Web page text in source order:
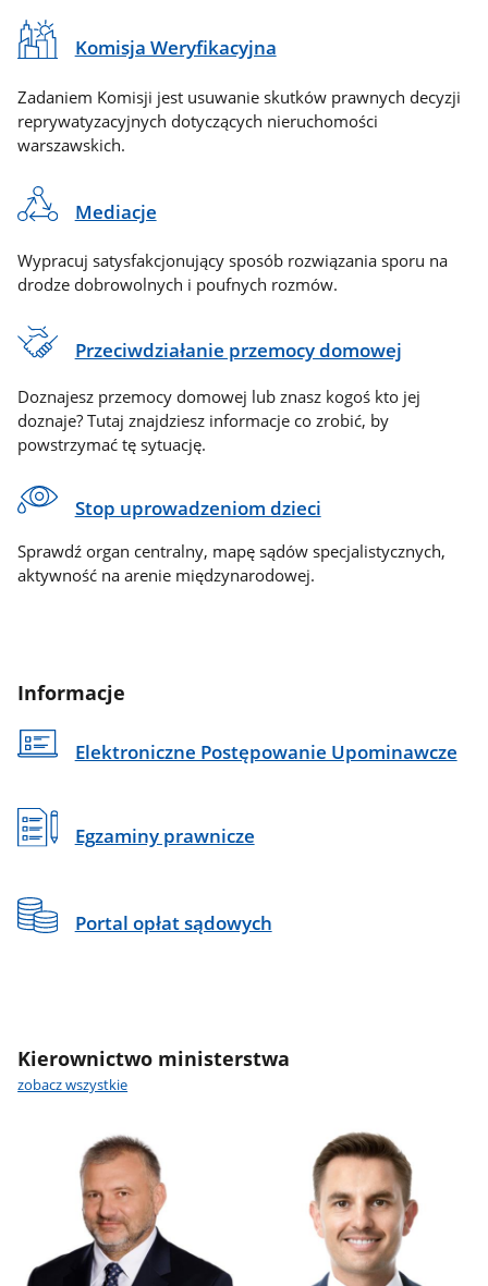
Komisja Weryfikacyjna
Zadaniem Komisji jest usuwanie skutków prawnych decyzji
reprywatyzacyjnych dotyczących nieruchomości
warszawskich.
Mediacje
Wypracuj satysfakcjonujący sposób rozwiązania sporu na
drodze dobrowolnych i poufnych rozmów.
Przeciwdziałanie przemocy domowej
Doznajesz przemocy domowej lub znasz kogoś kto jej
doznaje? Tutaj znajdziesz informacje co zrobić, by
powstrzymać tę sytuację.
Stop uprowadzeniom dzieci
Sprawdź organ centralny, mapę sądów specjalistycznych,
aktywność na arenie międzynarodowej.
Informacje
Elektroniczne Postępowanie Upominawcze
Egzaminy prawnicze
Portal opłat sądowych
Kierownictwo ministerstwa
zobacz wszystkie